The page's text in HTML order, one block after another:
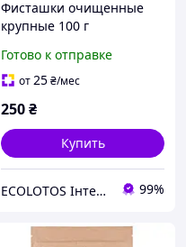
Фисташки очищенные
крупные 100 г
Готово к отправке
от25₴/мес
250₴
Купить
ECOLOTOS Інтернет-магазин натуральних продуктів харчування 99%